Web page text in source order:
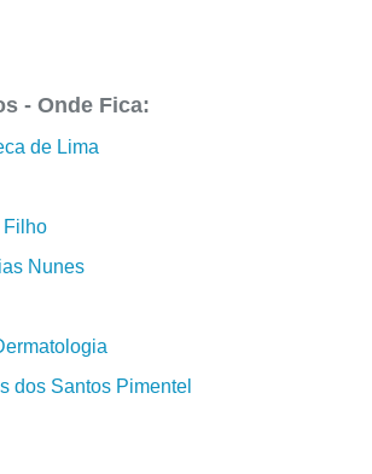
- Onde Fica:
de Lima
Filho
Nunes
dos Santos Pimentel